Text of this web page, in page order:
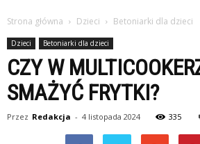
Strona główna Dzieci Betoniarki dla dzieci
Dzieci Betoniarki dla dzieci
CZY W
SMAŻYĆ FRYTKI?
Przez Redakcja - 4 listopada 2024 335